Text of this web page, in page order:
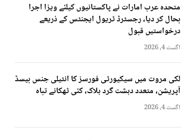
متحدہ عرب امارات نے پاکستانیوں کیلئے ویزا اجرا
بحال کر دیا، رجسٹرڈ ٹریول ایجنٹس کے ذریعے
درخواستیں قبول
اگست 4, 2026
لکی مروت میں سیکیورٹی فورسز کا انٹیلی جنس بیسڈ
آپریشن، متعدد دہشت گرد ہلاک، کئی ٹھکانے تباہ
اگست 4, 2026